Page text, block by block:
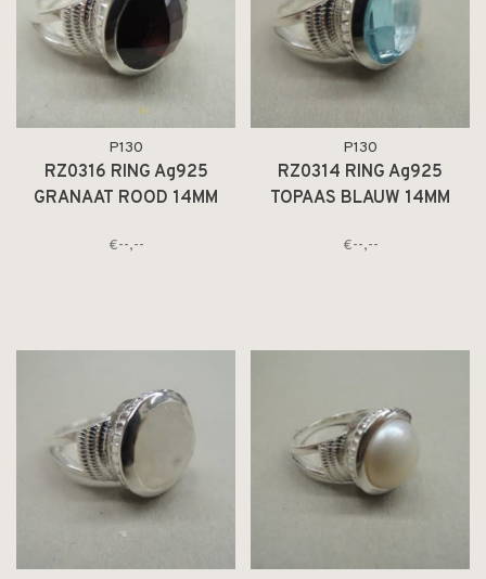
P130
RZ0316 RING Ag925
GRANAAT ROOD 14MM
€--,--
P130
RZ0314 RING Ag925
TOPAAS BLAUW 14MM
€--,--